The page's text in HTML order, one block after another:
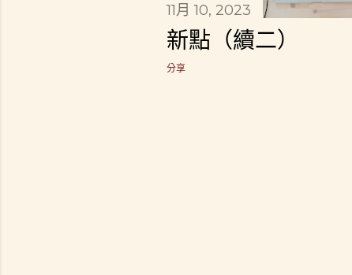
11月 10, 2023
新點（續二）
分享